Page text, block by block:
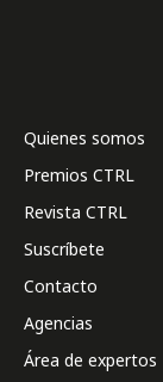
Quienes somos
Premios CTRL
Revista CTRL
Suscríbete
Contacto
Agencias
Área de expertos